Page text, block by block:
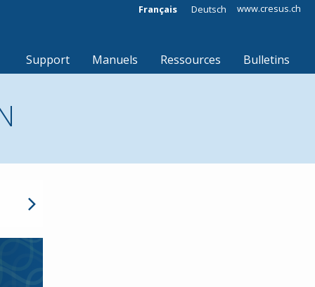
Français Deutsch www.cresus.ch
Support Manuels Ressources Bulletins